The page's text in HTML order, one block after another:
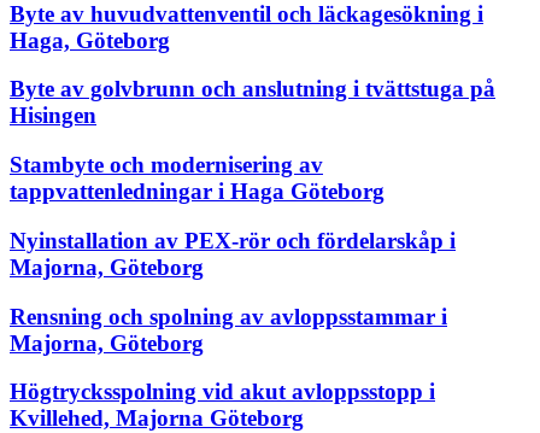
Byte av huvudvattenventil och läckagesökning i
Haga, Göteborg
Byte av golvbrunn och anslutning i tvättstuga på
Hisingen
Stambyte och modernisering av
tappvattenledningar i Haga Göteborg
Nyinstallation av PEX-rör och fördelarskåp i
Majorna, Göteborg
Rensning och spolning av avloppsstammar i
Majorna, Göteborg
Högtrycksspolning vid akut avloppsstopp i
Kvillehed, Majorna Göteborg